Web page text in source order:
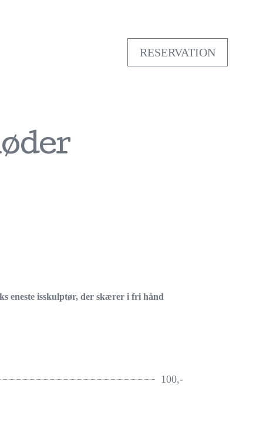
RESERVATION
eneste isskulptør, der skærer i fri hånd
100,-